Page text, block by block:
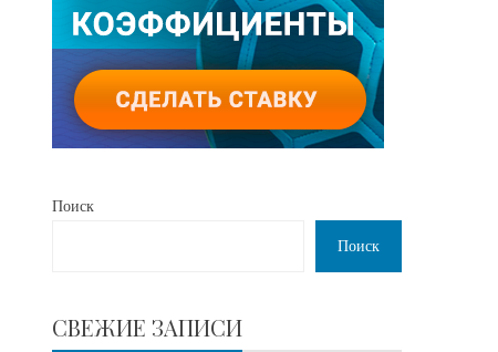
Поиск
Поиск
СВЕЖИЕ ЗАПИСИ